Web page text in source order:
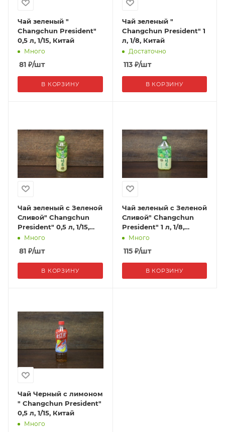
Чай зеленый "
Changchun President"
0,5 л, 1/15, Китай
Много
81 ₽/шт
В КОРЗИНУ
Чай зеленый "
Changchun President" 1
л, 1/8, Китай
Достаточно
113₽/шт
В КОРЗИНУ
Чай зеленый с Зеленой
Сливой" Changchun
President" 0,5 л, 1/15,
Китай
Много
81 ₽/шт
В КОРЗИНУ
Чай зеленый с Зеленой
Сливой" Changchun
President" 1 л, 1/8,
Китай
Много
115₽/шт
В КОРЗИНУ
Чай Черный с лимоном
" Changchun President"
0,5 л, 1/15, Китай
Много